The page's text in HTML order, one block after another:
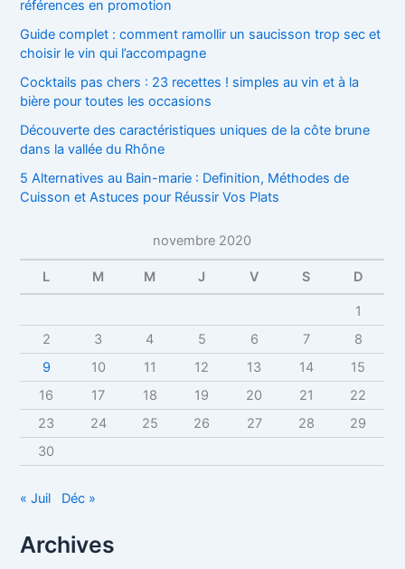
références en promotion
Guide complet : comment ramollir un saucisson trop sec et
choisir le vin qui l’accompagne
Cocktails pas chers : 23 recettes ! simples au vin et à la
bière pour toutes les occasions
Découverte des caractéristiques uniques de la côte brune
dans la vallée du Rhône
5 Alternatives au Bain-marie : Definition, Méthodes de
Cuisson et Astuces pour Réussir Vos Plats
novembre 2020
L M M J V S D
1
2
3 4 5 6 7
8
9
10 11 12 13 14
15
16
17 18 19 20 21
22
23
24 25 26 27 28
29
30
« Juil Déc »
Archives